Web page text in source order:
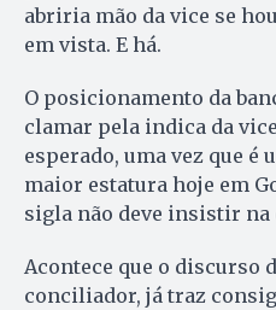
abriria mão da vice se
em vista. E há.
O posicionamento da
clamar pela indica da
esperado, uma vez que é
maior estatura hoje em
sigla não deve insistir na
Acontece que o discurso
conciliador, já traz